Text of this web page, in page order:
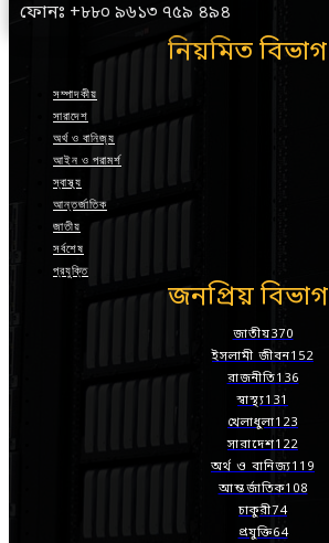
ফোনঃ +৮৮০ ৯৬১৩ ৭৫৯ ৪৯৪
নিয়মিত বিভাগ
সম্পাদকীয়
সারাদেশ
অর্থ ও বানিজ্য
আইন ও পরামর্শ
স্বাস্থ্য
আন্তর্জাতিক
জাতীয়
সর্বশেষ
প্রযুক্তি
জনপ্রিয় বিভাগ
জাতীয়370
ইসলামী জীবন152
রাজনীতি136
স্বাস্থ্য131
খেলাধুলা123
সারাদেশ122
অর্থ ও বানিজ্য119
আন্তর্জাতিক108
চাকুরী74
প্রযুক্তি64